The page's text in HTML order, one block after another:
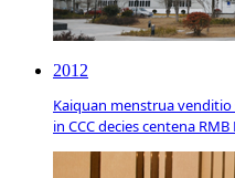
2012
Kaiquan menstrua
in CCC decies centena